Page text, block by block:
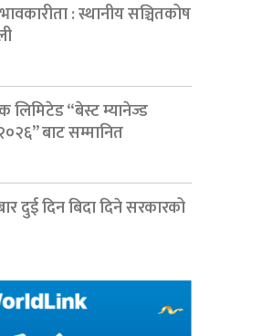
: स्थानीय सञ्चितकोष
लिमिटेड “बेस्ट म्यानेज्ड
बाट सम्मानित
दुई दिन बिदा दिने सरकारको